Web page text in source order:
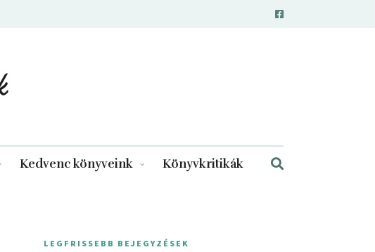
Kedvenc könyveink Könyvkritikák
LEGFRISSEBB BEJEGYZÉSEK